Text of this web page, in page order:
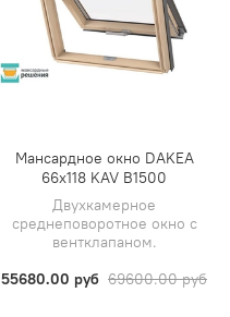
Мансардное окно DAKEA
66х118 KAV B1500
Двухкамерное
среднеповоротное окно с
вентклапаном.
55680.00 руб 69600.00 руб